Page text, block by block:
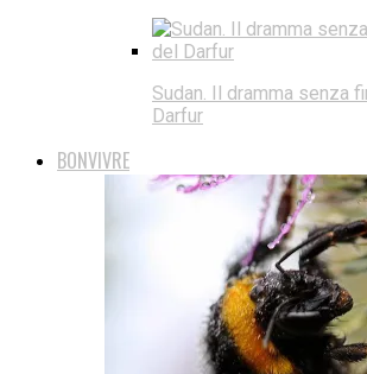
Sudan. Il dramma senza
Darfur
BONVIVRE